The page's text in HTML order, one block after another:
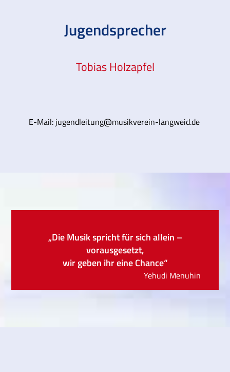
Jugendsprecher
Tobias Holzapfel
E-Mail:jugendleitung@musikverein-langweid.de
„Die Musik spricht für sich allein –
vorausgesetzt,
wir geben ihr eine Chance“
Yehudi Menuhin